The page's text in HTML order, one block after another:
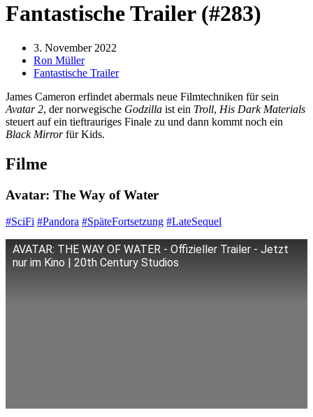
Fantastische Trailer (#283)
3. November 2022
Ron Müller
Fantastische Trailer
James Cameron erfindet abermals neue Filmtechniken für sein
Avatar 2, der norwegische Godzilla ist ein Troll, His Dark Materials
steuert auf ein tieftrauriges Finale zu und dann kommt noch ein
Black Mirrorfür Kids.
Filme
Avatar: The Way of Water
#SciFi #Pandora #SpäteFortsetzung #LateSequel
AVATAR: THE WAY OF WATER - Offizieller Trailer - Jetzt
nur im Kino | 20th Century Studios